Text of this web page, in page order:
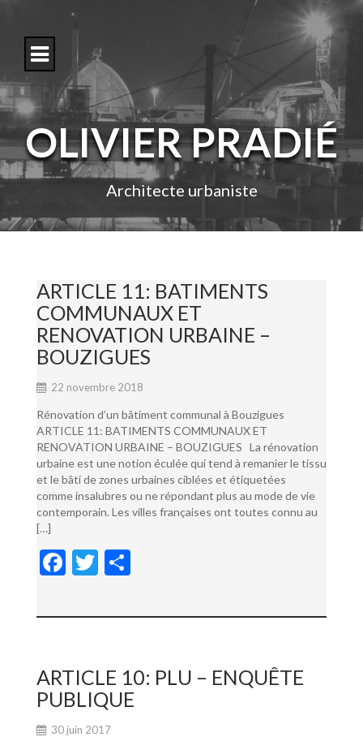
o
c
n
e
OLIVIER PRADIÉ
Architecte urbaniste
ARTICLE 11: BATIMENTS
COMMUNAUX ET
RENOVATION URBAINE –
BOUZIGUES
22 novembre 2018
Rénovation d’un bâtiment communal à Bouzigues
ARTICLE 11: BATIMENTS COMMUNAUX ET
RENOVATION URBAINE – BOUZIGUES La rénovation
urbaine est une notion éculée qui tend à remanier le tissu
et le bâti de zones urbaines ciblées et étiquetées
comme insalubres ou ne répondant plus au mode de vie
contemporain. Les villes françaises ont toutes connu au
[…]
F
e
o
o
k
T
itt ta
er
ARTICLE 10: PLU – ENQUÊTE
PUBLIQUE
30 juin 2017